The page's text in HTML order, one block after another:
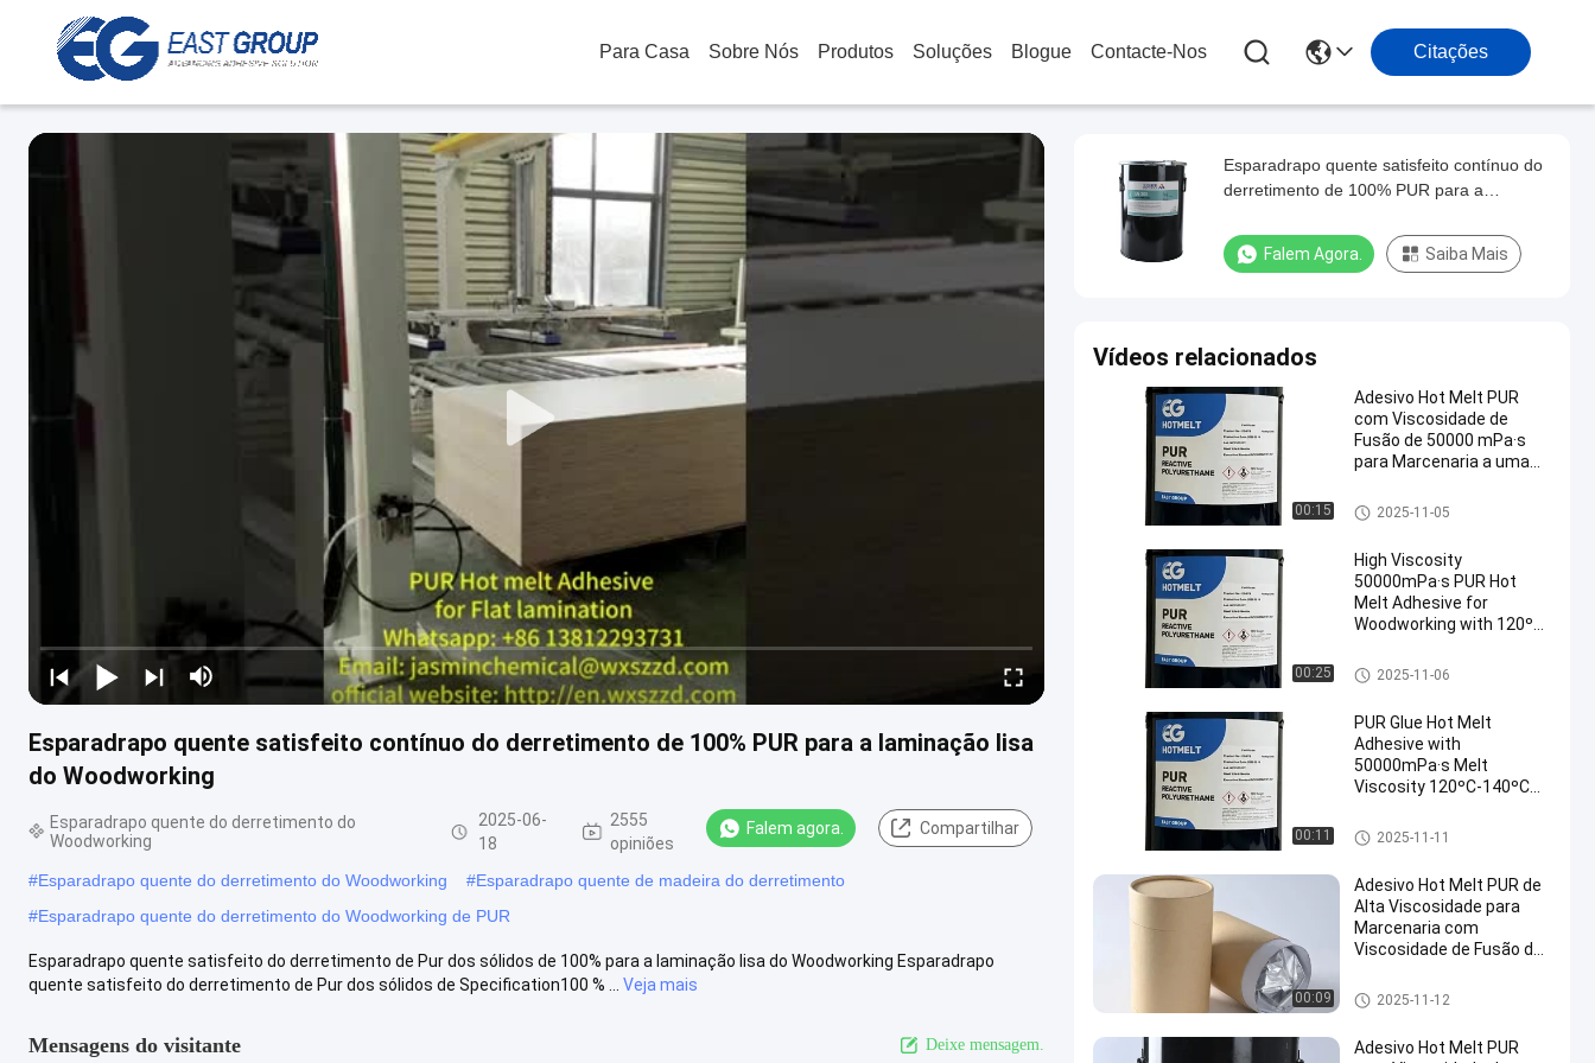
Para Casa Sobre Nós Produtos Soluções Blogue Contacte-Nos Citações
Esparadrapo quente satisfeito contínuo do derretimento de 100% PUR para a laminação lisa
do Woodworking
Esparadrapo quente do derretimento do
Woodworking
2025-06-
18
2555
opiniões
Falem agora. Compartilhar
#Esparadrapo quente do derretimento do Woodworking #Esparadrapo quente de madeira do derretimento
#Esparadrapo quente do derretimento do Woodworking de PUR
Esparadrapo quente satisfeito do derretimento de Pur dos sólidos de 100% para a laminação lisa do Woodworking Esparadrapo
quente satisfeito do derretimento de Pur dos sólidos de Specification100 % ...
Veja mais
Mensagens do visitante Deixe mensagem.
Esparadrapo quente satisfeito contínuo do
derretimento de 100% PUR para a
Falem Agora. Saiba Mais
Vídeos relacionados
00:15
Adesivo Hot Melt PUR
com Viscosidade de
Fusão de 50000 mPa·s
para Marcenaria a uma
de 120ºC-140ºC e Ponto
de Amolecimento de 78 ±
Esparadrapo quente do derreti
mento do Woodworking
2025-11-05
00:25
High Viscosity
50000mPa·s PUR Hot
Melt Adhesive for
Woodworking with 120ºC-
Temperature and 78 ± 5
ºC Softening Point
Esparadrapo quente do derreti
mento do Woodworking
2025-11-06
00:11
PUR Glue Hot Melt
Adhesive with
50000mPa·s Melt
Viscosity 120ºC-140ºC
78 ± 5 ºC Softening Point
Esparadrapo quente do derreti
mento do Woodworking
2025-11-11
00:09
Adesivo Hot Melt PUR de
Alta Viscosidade para
Marcenaria com
Viscosidade de Fusão de
Temperatura de Serviço
de 120°C-140°C
Esparadrapo quente do derreti
mento do Woodworking
2025-11-12
Adesivo Hot Melt PUR